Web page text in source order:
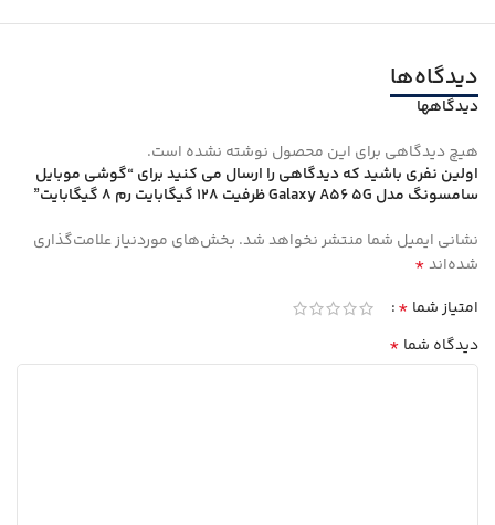
دیدگاه‌ها
دیدگاهها
هیچ دیدگاهی برای این محصول نوشته نشده است.
اولین نفری باشید که دیدگاهی را ارسال می کنید برای “گوشی موبايل
سامسونگ مدل Galaxy A56 5G ظرفیت 128 گیگابایت رم 8 گیگابایت”
نشانی ایمیل شما منتشر نخواهد شد. بخش‌های موردنیاز علامت‌گذاری
شده‌اند*
امتیاز شما *
دیدگاه شما *